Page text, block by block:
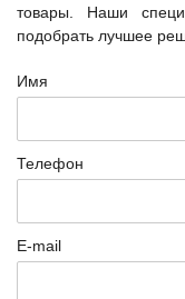
товары. Наши
подобрать лучшее
Имя
Телефон
E-mail